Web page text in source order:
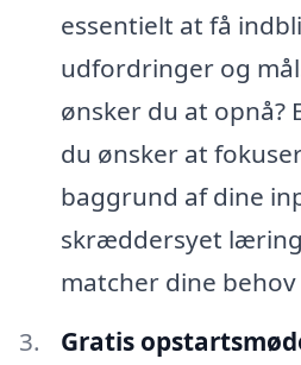
essentielt at få
udfordringer og
ønsker du at opnå?
du ønsker at
baggrund af dine
skræddersyet
matcher dine
Gratis